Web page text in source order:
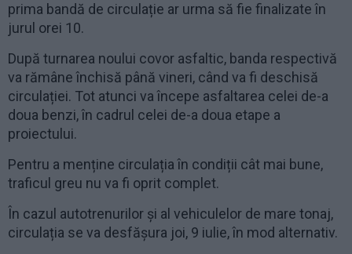
prima bandă de circulație ar urma să fie finalizate în
jurul orei 10.
După turnarea noului covor asfaltic, banda respectivă
va rămâne închisă până vineri, când va fi deschisă
circulației. Tot atunci va începe asfaltarea celei de-a
doua benzi, în cadrul celei de-a doua etape a
proiectului.
Pentru a menține circulația în condiții cât mai bune,
traficul greu nu va fi oprit complet.
În cazul autotrenurilor și al vehiculelor de mare tonaj,
circulația se va desfășura joi, 9 iulie, în mod alternativ.